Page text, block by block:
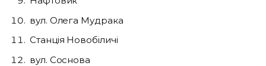
вул. Олега Мудрака
Станція Новобіличі
вул. Соснова